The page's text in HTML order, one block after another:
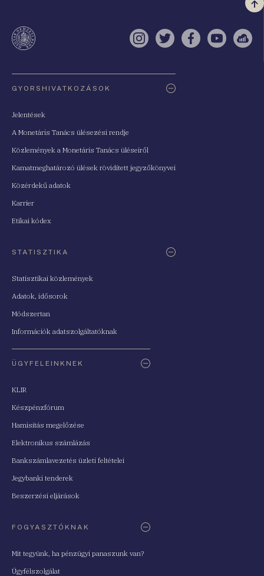
a
Instagram
TwitterFacebook
YouTube
GYORSHIVATKOZÁSOK
Jelentések
A Monetáris Tanács ülésezési rendje
Közlemények a Monetáris Tanács üléseiről
Kamatmeghatározó ülések rövidített jegyzőkönyvei
Közérdekű adatok
Karrier
Etikai kódex
STATISZTIKA
Statisztikai közlemények
Adatok, idősorok
Módszertan
Információk adatszolgáltatóknak
ÜGYFELEINKNEK
KLIR
Készpénzfórum
Hamisítás megelőzése
Elektronikus számlázás
Bankszámlavezetés üzleti feltételei
Jegybanki tenderek
Beszerzési eljárások
FOGYASZTÓKNAK
Mit tegyünk, ha pénzügyi panaszunk van?
Ügyfélszolgálat